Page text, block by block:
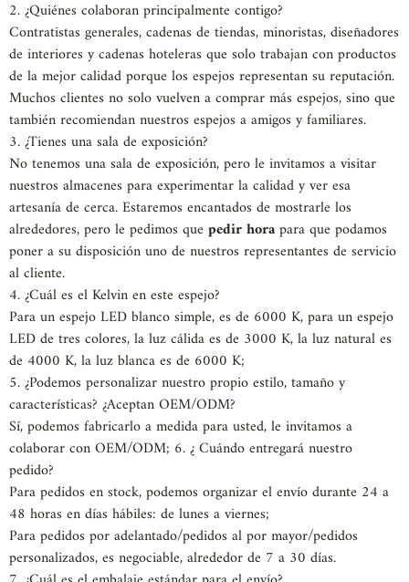
2. ¿Quiénes colaboran principalmente contigo?
Contratistas generales, cadenas de tiendas,minoristas, diseñadores
de interiores y cadenas hoteleras que solo trabajan con productos
de la mejor calidad porque los espejos representan su reputación.
Muchos clientes no solo vuelven a comprar más espejos, sino que
también recomiendan nuestros espejos a amigos y familiares.
3. ¿Tienes una sala de exposición?
No tenemos una sala de exposición, pero le invitamos a visitar
nuestros almacenes para experimentar la calidad y ver esa
artesanía de cerca. Estaremos encantados de mostrarle los
alrededores, pero le pedimos que pedir horapara que podamos
poner a su disposición uno de nuestros representantes de servicio
al cliente.
4. ¿Cuál es el Kelvin en este espejo?
Para un espejo LED blanco simple, es de 6000 K, para un espejo
LED de tres colores, la luz cálida es de 3000 K, la luz natural es
de 4000 K, la luz blanca es de 6000 K;
5. ¿Podemos personalizar nuestro propio estilo, tamaño y
características? ¿Aceptan OEM/ODM?
Sí, podemos fabricarlo a medida para usted, le invitamos a
colaborar con OEM/ODM; 6. ¿Cuándo entregará nuestro
pedido?
Para pedidos en stock, podemos organizar el envío durante 24 a
48 horas en días hábiles: de lunes a viernes;
Para pedidos por adelantado/pedidos al por mayor/pedidos
personalizados, es negociable, alrededor de 7 a 30 días.